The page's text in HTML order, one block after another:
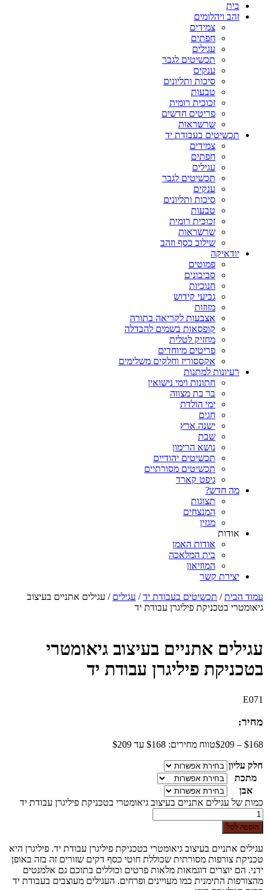
בית
זהב ויהלומים
צמידים
חפתים
עגילים
תכשיטים לגבר
ענקים
סיכות ותליונים
טבעות
זכוכית רומית
פריטים חדשים
שרשראות
תכשיטים בעבודת יד
צמידים
חפתים
עגילים
תכשיטים לגבר
ענקים
סיכות ותליונים
טבעות
זכוכית רומית
שרשראות
שילוב כסף וזהב
יודאיקה
פמוטים
סביבונים
חנוכיות
גביעי קידוש
מזוזות
אצבעות לקריאה בתורה
קופסאות בשמים להבדלה
מחזיק לטלית
פריטים מיוחדים
אקססוריז וחלקים משלימים
רעיונות למתנות
חתונות וימי נישואין
בר בת מצווה
ימי הולדת
חגים
ישנה ארץ
שבת
נושא הרימון
תכשיטים יהודיים
תכשיטים מסורתיים
גיפט קארד
מה חדש?
תצוגות
המנצחים
מגזין
אודות
אודות האמן
בית המלאכה
המוזיאון
יצירת קשר
עמוד הבית/ תכשיטים בעבודת יד/ עגילים / עגילים אתניים בעיצוב
גיאומטרי בטכניקת פיליגרן עבודת יד
עגילים אתניים בעיצוב גיאומטרי
בטכניקת פיליגרן עבודת יד
E071
מחיר:
$168
–
$209 טווח מחירים: ⁦$168⁩ עד ⁦$209⁩
חלק עליון
מתכת
אבן
כמות של עגילים אתניים בעיצוב גיאומטרי בטכניקת פיליגרן עבודת יד
הוספה לסל
עגילים אתניים בעיצוב גיאומטרי בטכניקת פיליגרן עבודת יד. פיליגרן היא
טכניקת צורפות מסורתית שכוללת חוטי כסף דקים שזורים זה בזה באופן
ידני. הם יוצרים דוגמאות מלאות פרטים וכוללים בתוכם גם אלמנטים
מהצורפות התימנית כמו מעויינים ופרחים. העגילים מעוצבים בעבודת יד